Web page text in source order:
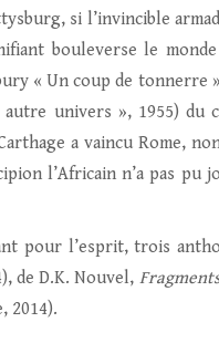
si l’invincible
bouleverse le
« Un coup de tonnerre
univers », 1955) du
a vaincu Rome,
l’Africain n’a pas pu
pour l’esprit, trois
de D.K. Nouvel,
2014).